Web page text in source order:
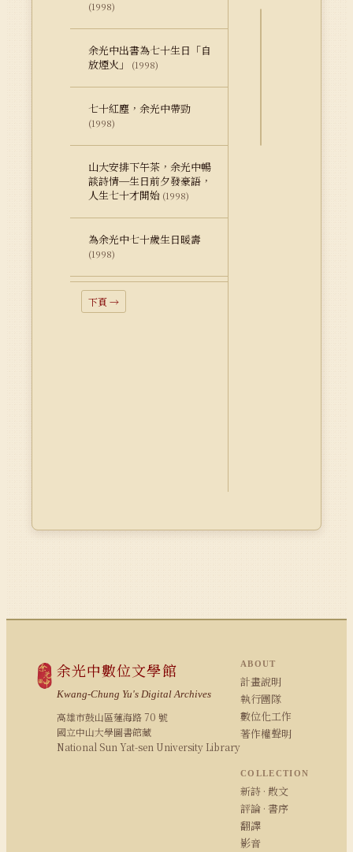
(1998)
余光中出書為七十生日「自
放煙火」
(1998)
七十紅塵，余光中帶勁
(1998)
山大安排下午茶，余光中暢
談詩情─生日前夕發豪語，
人生七十才開始 (1998)
為余光中七十歲生日暖壽
(1998)
下頁 →
余光中數位文學館
Kwang-Chung Yu's Digital Archives
高雄市鼓山區蓮海路 70 號
國立中山大學圖書館藏
National Sun Yat-sen University Library
ABOUT
計畫說明
執行團隊
數位化工作
著作權聲明
COLLECTION
新詩 · 散文
評論 · 書序
翻譯
影音